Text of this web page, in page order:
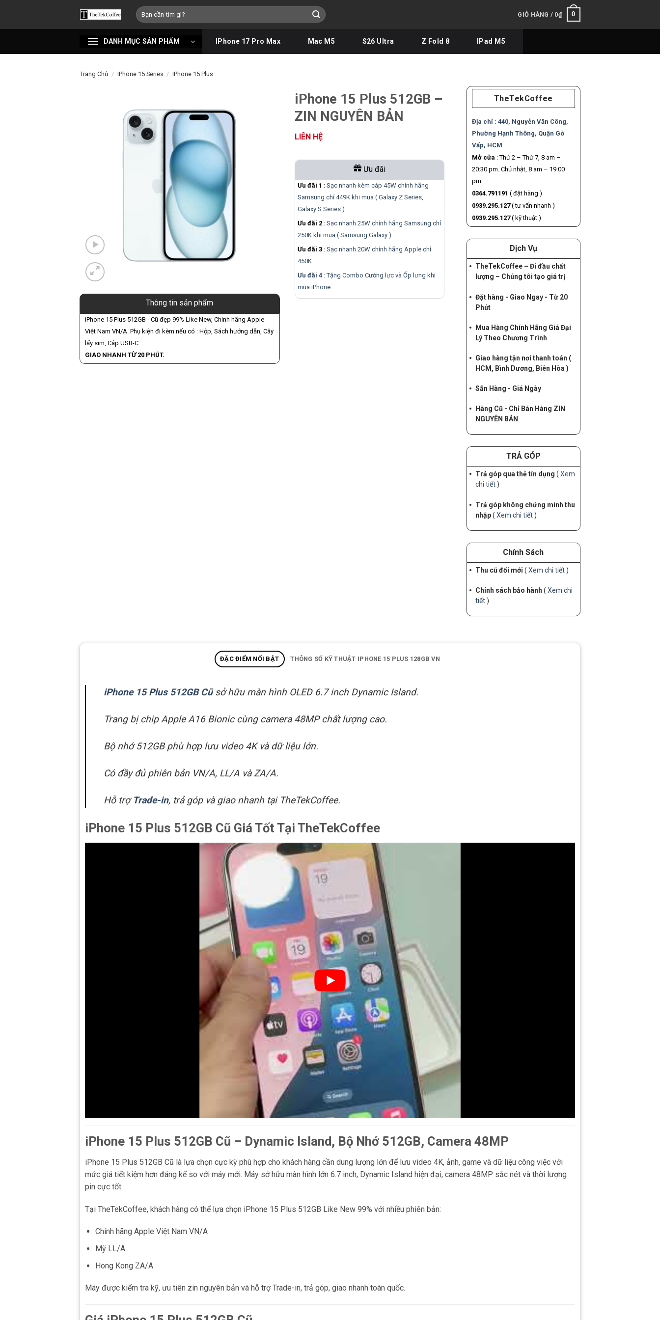
nội
Tìm
kiếm:
GIỎ HÀNG / 0₫ 0
DANH MỤC SẢN PHẨM IPhone 17 Pro Max Mac M5 S26 Ultra Z Fold 8 IPad M5
Trang Chủ / IPhone 15 Series / IPhone 15 Plus
Thông tin sản phẩm
iPhone 15 Plus 512GB - Cũ đẹp 99% Like New, Chính hãng Apple
Việt Nam VN/A. Phụ kiện đi kèm nếu có : Hộp, Sách hướng dẫn, Cây
lấy sim, Cáp USB-C.
GIAO NHANH TỪ 20 PHÚT.
iPhone 15 Plus 512GB –
ZIN NGUYÊN BẢN
LIÊN HỆ
Ưu đãi
Ưu đãi 1 : Sạc nhanh kèm cáp 45W chính hãng
Samsung chỉ 449K khi mua ( Galaxy Z Series,
Galaxy S Series )
Ưu đãi 2: Sạc nhanh 25W chính hãng Samsung chỉ
250K khi mua ( Samsung Galaxy )
Ưu đãi 3: Sạc nhanh 20W chính hãng Apple chỉ
450K
Ưu đãi 4: Tặng Combo Cường lực và Ốp lưng khi
mua iPhone
TheTekCoffee
Địa chỉ : 440, Nguyễn Văn Công,
Phường Hạnh Thông, Quận Gò
Vấp, HCM
Mở cửa : Thứ 2 – Thứ 7, 8 am –
20:30 pm. Chủ nhật, 8 am – 19:00
pm
0364.791191 ( đặt hàng )
0939.295.127( tư vấn nhanh )
0939.295.127( kỹ thuật )
Dịch Vụ
TheTekCoffee – Đi đầu chất
lượng – Chúng tôi tạo giá trị
Đặt hàng - Giao Ngay - Từ 20
Phút
Mua Hàng Chính Hãng Giá Đại
Lý Theo Chương Trình
Giao hàng tận nơi thanh toán (
HCM, Bình Dương, Biên Hòa )
Sẵn Hàng - Giá Ngày
Hàng Cũ - Chỉ Bán Hàng ZIN
NGUYÊN BẢN
TRẢ GÓP
Trả góp qua thẻ tín dụng ( Xem
chi tiết)
Trả góp không chứng minh thu
nhập( Xem chi tiết)
Chính Sách
Thu cũ đổi mới ( Xem chi tiết)
Chính sách bảo hành ( Xem chi
tiết)
ĐẶC ĐIỂM NỔI BẬT THÔNG SỐ KỸ THUẬT IPHONE 15 PLUS 128GB VN
iPhone 15 Plus 512GB Cũ sở hữu màn hình OLED 6.7 inch Dynamic Island.
Trang bị chip Apple A16 Bionic cùng camera 48MP chất lượng cao.
Bộ nhớ 512GB phù hợp lưu video 4K và dữ liệu lớn.
Có đầy đủ phiên bản VN/A, LL/A và ZA/A.
Hỗ trợ Trade-in, trả góp và giao nhanh tại TheTekCoffee.
iPhone 15 Plus 512GB Cũ Giá Tốt Tại TheTekCoffee
iPhone 15 Plus 512GB Cũ – Dynamic Island, Bộ Nhớ 512GB, Camera 48MP
iPhone 15 Plus 512GB Cũ là lựa chọn cực kỳ phù hợp cho khách hàng cần dung lượng lớn để lưu video 4K, ảnh, game và dữ liệu công việc với
mức giá tiết kiệm hơn đáng kể so với máy mới. Máy sở hữu màn hình lớn 6.7 inch, Dynamic Island hiện đại, camera 48MP sắc nét và thời lượng
pin cực tốt.
Tại TheTekCoffee, khách hàng có thể lựa chọn iPhone 15 Plus 512GB Like New 99% với nhiều phiên bản:
Chính hãng Apple Việt Nam VN/A
Mỹ LL/A
Hong Kong ZA/A
Máy được kiểm tra kỹ, ưu tiên zin nguyên bản và hỗ trợ Trade-in, trả góp, giao nhanh toàn quốc.